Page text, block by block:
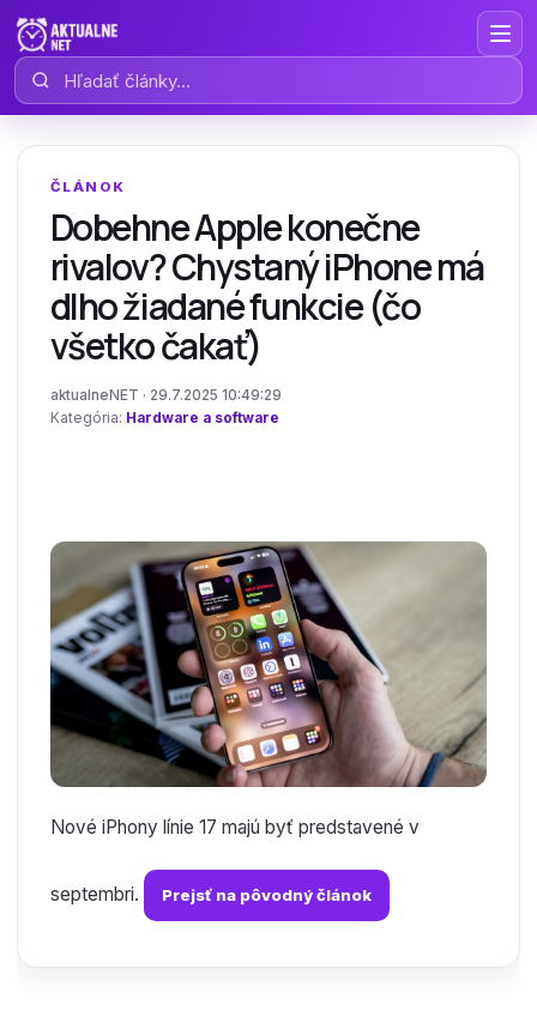
Hľadať články
ČLÁNOK
Dobehne Apple konečne
rivalov? Chystaný iPhone má
dlho žiadané funkcie (čo
všetko čakať)
aktualneNET · 29.7.2025 10:49:29
Kategória: Hardware a software
Nové iPhony línie 17 majú byť predstavené v
septembri. Prejsť na pôvodný článok